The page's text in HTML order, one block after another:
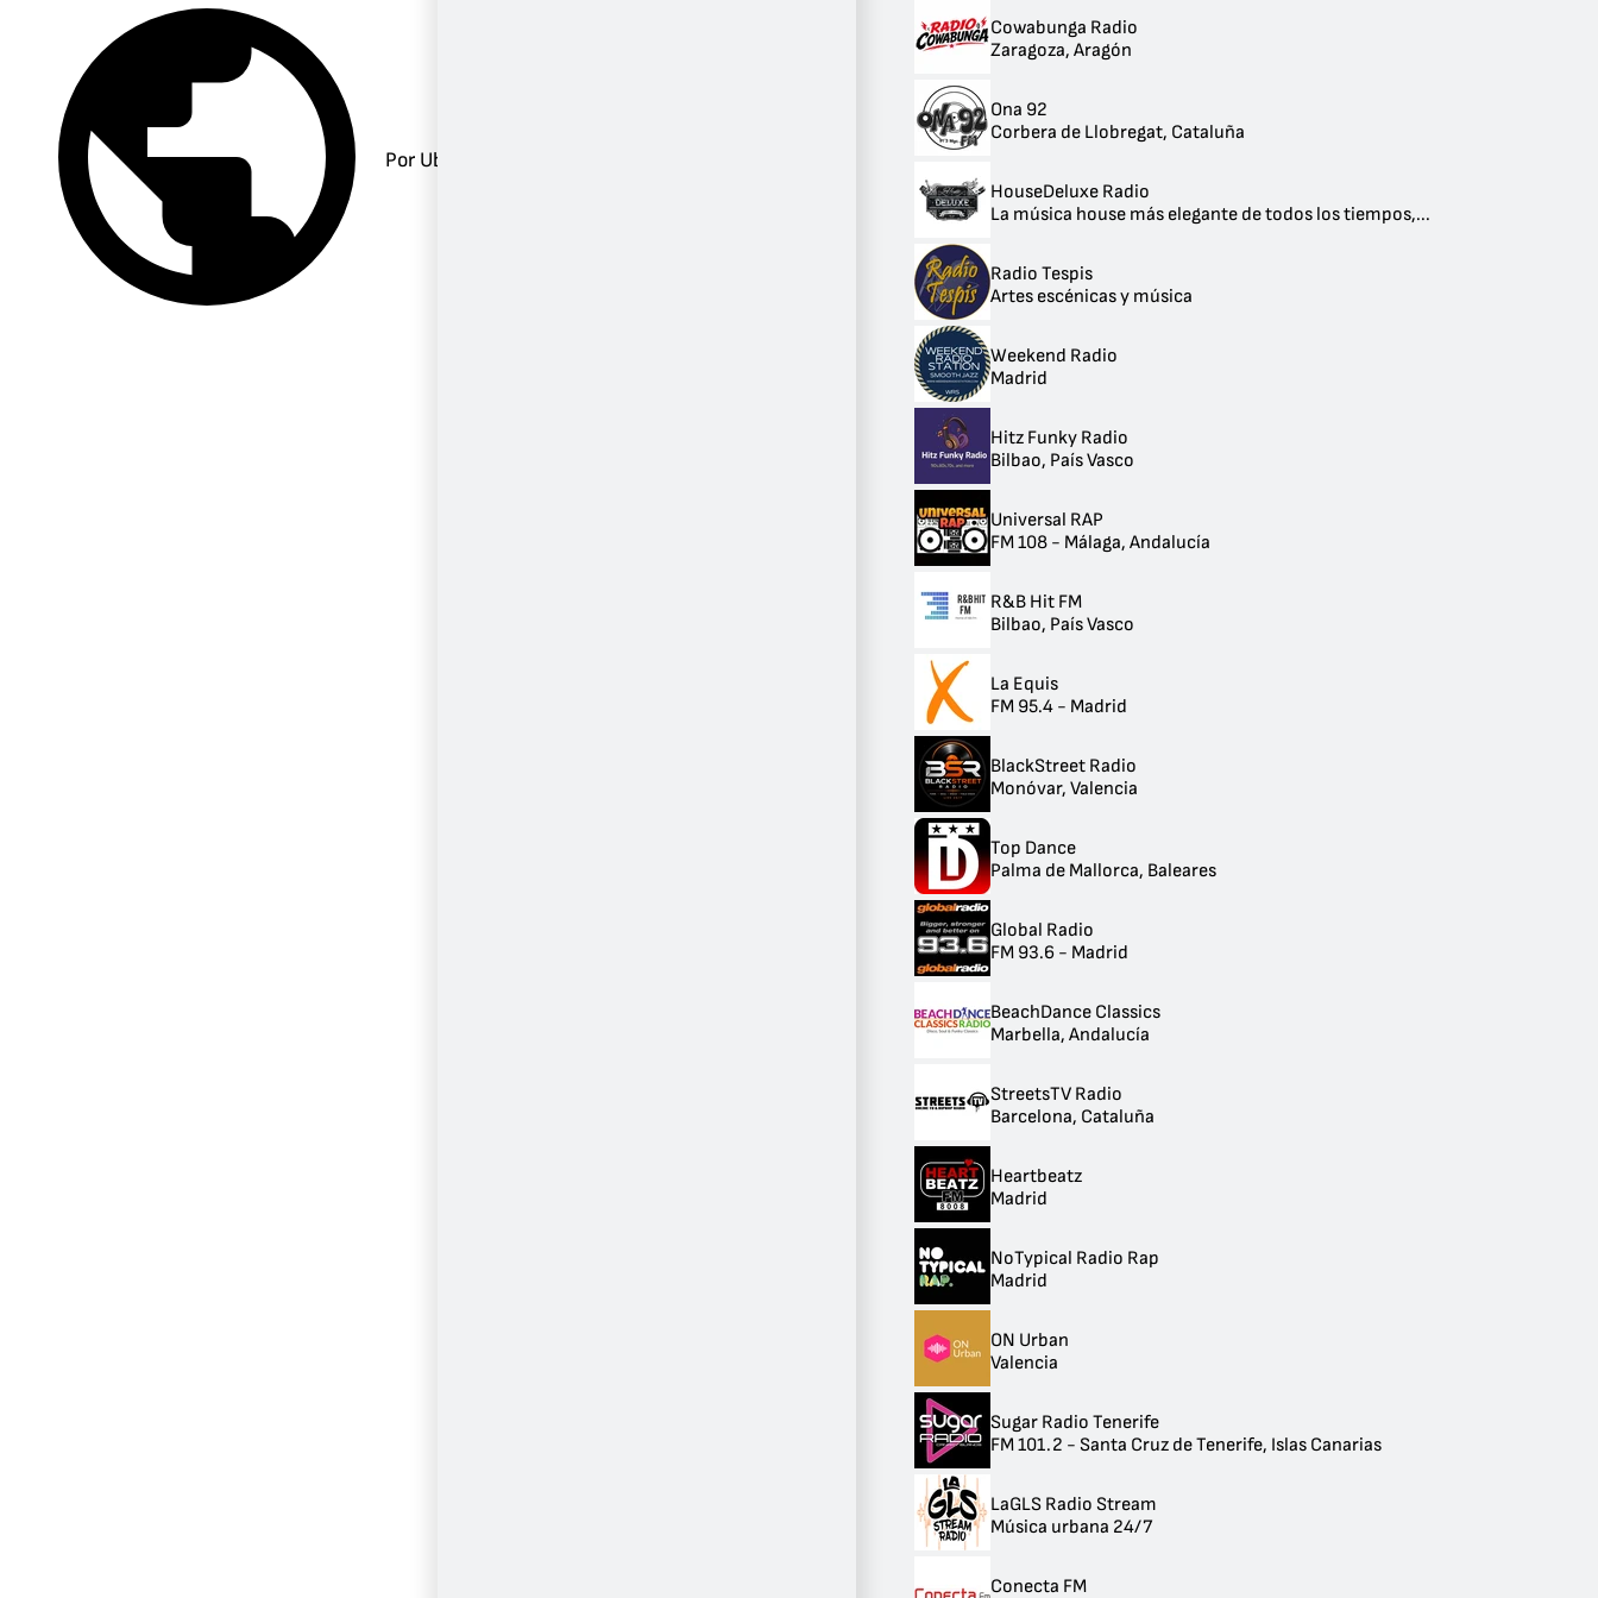
Por Ubicación
Cowabunga Radio
Zaragoza, Aragón
Ona 92
Corbera de Llobregat, Cataluña
HouseDeluxe Radio
La música house más elegante de todos los tiempos,...
Radio Tespis
Artes escénicas y música
Weekend Radio
Madrid
Hitz Funky Radio
Bilbao, País Vasco
Universal RAP
FM 108 - Málaga, Andalucía
R&B Hit FM
Bilbao, País Vasco
La Equis
FM 95.4 - Madrid
BlackStreet Radio
Monóvar, Valencia
Top Dance
Palma de Mallorca, Baleares
Global Radio
FM 93.6 - Madrid
BeachDance Classics
Marbella, Andalucía
StreetsTV Radio
Barcelona, Cataluña
Heartbeatz
Madrid
NoTypical Radio Rap
Madrid
ON Urban
Valencia
Sugar Radio Tenerife
FM 101.2 - Santa Cruz de Tenerife, Islas Canarias
LaGLS Radio Stream
Música urbana 24/7
Conecta FM